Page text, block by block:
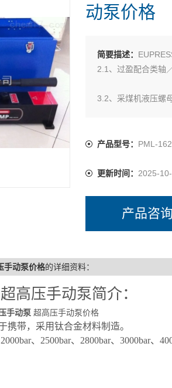
动泵价格
简要描述：
2.1、过盈配合类轴
3.2、采煤机液压螺
EUPRESS高压手动
产品型号： PML-
更新时间： 2025-
产品咨询
手动泵价格的详细资料：
高压手动泵简介：
手动泵 超高压手动泵价格
携带，采用钛合金材料制造。
、2500bar、2800bar、3000bar、